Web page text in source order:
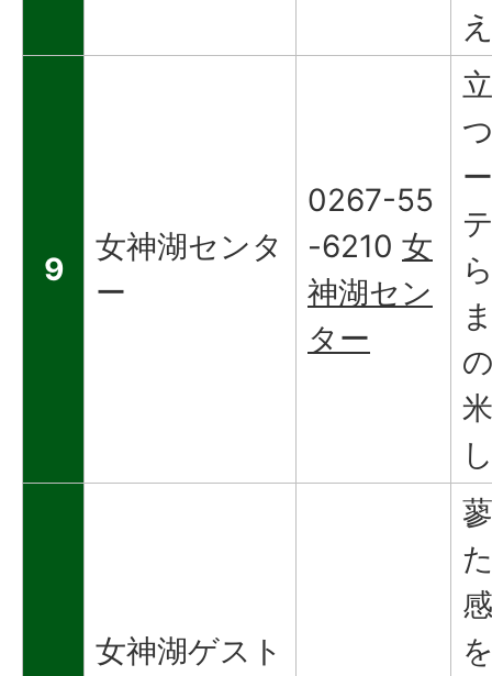
9
女神湖センタ
ー
0267-55
-6210 女
神湖セン
ター
女神湖ゲスト